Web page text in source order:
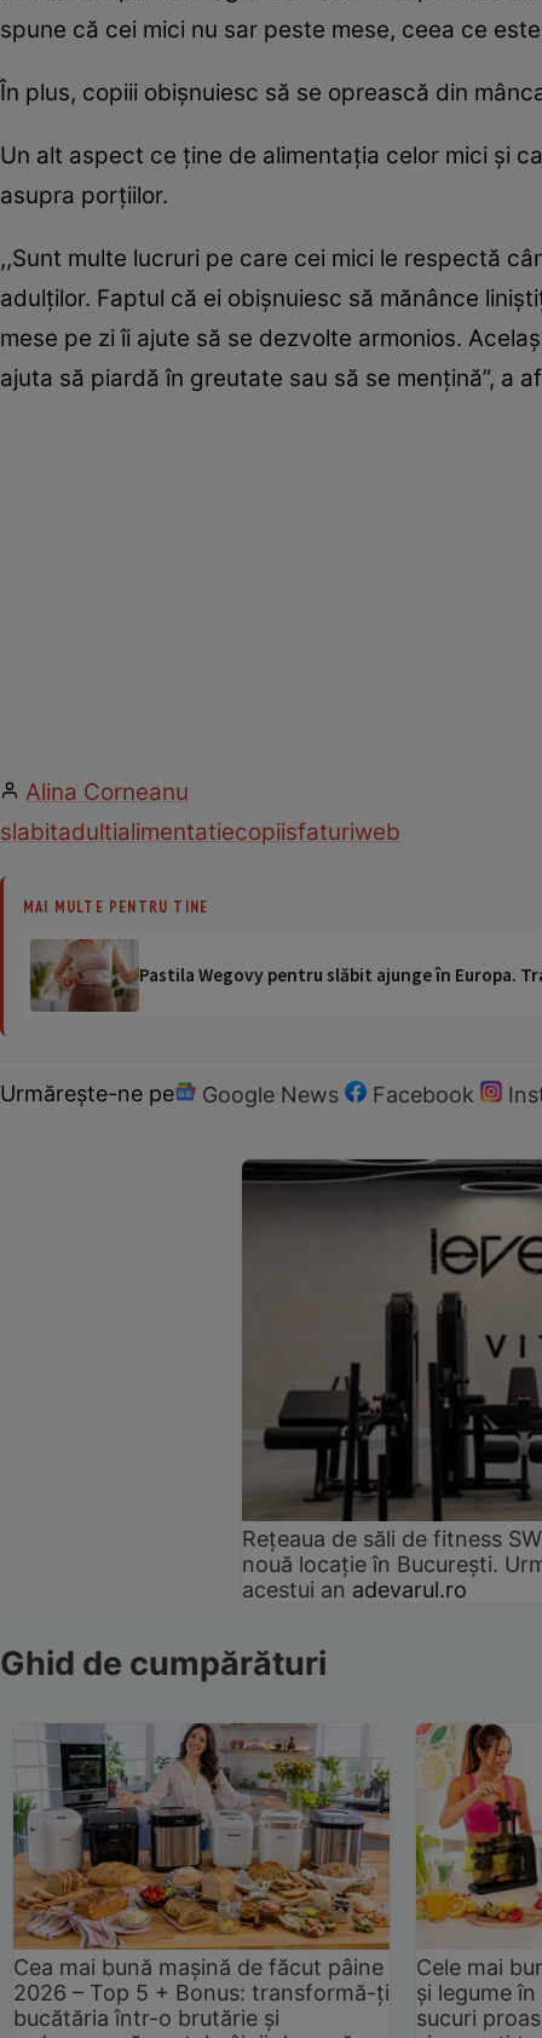
spune că cei mici nu sar peste mese, ceea ce
În plus, copiii obişnuiesc să se oprească din
Un alt aspect ce ţine de alimentaţia celor mici şi
asupra porţiilor.
,,Sunt multe lucruri pe care cei mici le respectă
adulţilor. Faptul că ei obişnuiesc să mănânce
mese pe zi îi ajute să se dezvolte armonios.
ajuta să piardă în greutate sau să se menţină”, a
Alina Corneanu
slabitadultialimentatiecopiisfaturiweb
MAI MULTE PENTRU TINE
Pastila Wegovy pentru slăbit ajunge în Europa.
Urmărește-ne pe Google News Facebook
Rețeaua de săli de fitness
nouă locație în București.
acestui an adevarul.ro
Ghid de cumpărături
Cea mai bună mașină de făcut pâine
2026 – Top 5 + Bonus: transformă-ți
bucătăria într-o brutărie și
Cele mai
și legume
sucuri